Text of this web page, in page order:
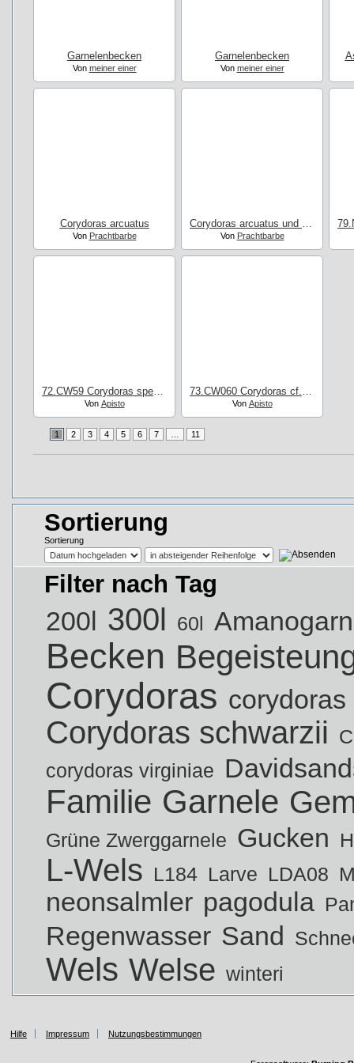
Garnelenbecken
Von meiner einer
Garnelenbecken
Von meiner einer
Corydoras arcuatus
Von Prachtbarbe
Corydoras arcuatus und Neonsalmler
Von Prachtbarbe
72.CW59 Corydoras spec. Sattelschnäuzer
Von Apisto
73.CW060 Corydoras cf. julii
Von Apisto
1 2 3 4 5 6 7 11
Sortierung
Sortierung
Filter nach Tag
200l 300l 60l
Becken
Corydoras
Corydoras schwarzii
corydoras virginiae
Familie Garnele
Grüne Zwerggarnele Gucken
L-Wels L184 Larve LDA08
neonsalmler pagodula
Regenwasser Sand
Wels Welse winteri
Hilfe Impressum Nutzungsbestimmungen